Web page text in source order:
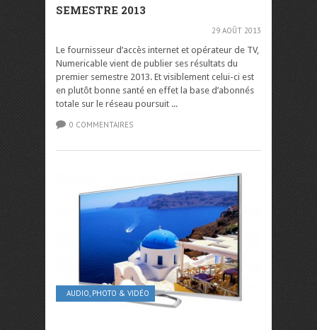
SEMESTRE 2013
29 AOÛT 2013
Le fournisseur d’accès internet et opérateur de TV,
Numericable vient de publier ses résultats du
premier semestre 2013. Et visiblement celui-ci est
en plutôt bonne santé en effet la base d’abonnés
totale sur le réseau poursuit ...
0 COMMENTAIRES
AUDIO, PHOTO & VIDÉO